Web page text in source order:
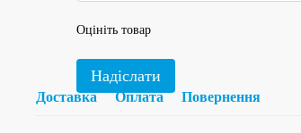
Оцініть товар
Надіслати
Доставка Оплата Повернення